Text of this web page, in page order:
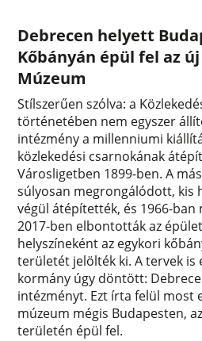
Debrecen helyett
Kőbányán épül fel az
Múzeum
Stílszerűen szólva: a
történetében nem egyszer
intézmény a millenniumi
közlekedési csarnokának
Városligetben 1899-ben. A
súlyosan megrongálódott, kis
végül átépítették, és 1966-ban
2017-ben elbontották az
helyszíneként az egykori
területét jelölték ki. A tervek is
kormány úgy döntött:
intézményt. Ezt írta felül most
múzeum mégis Budapesten,
területén épül fel.